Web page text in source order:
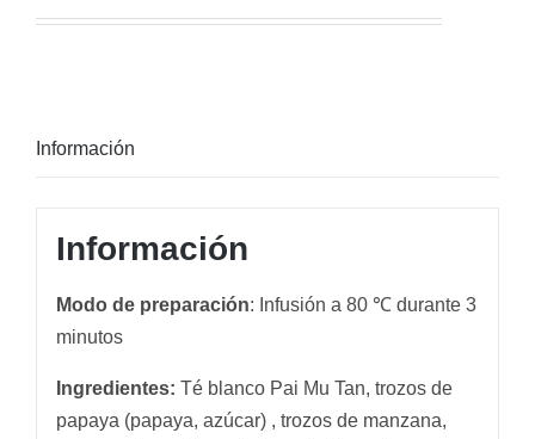
Información
Información
Modo de preparación: Infusión a 80 ℃ durante 3
minutos
Ingredientes: Té blanco Pai Mu Tan, trozos de
papaya (papaya, azúcar) , trozos de manzana,